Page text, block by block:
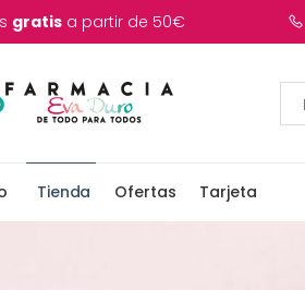
gratis a partir de 50€
Tienda Ofertas Tarjeta